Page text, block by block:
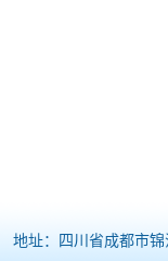
地址：四川省成都市